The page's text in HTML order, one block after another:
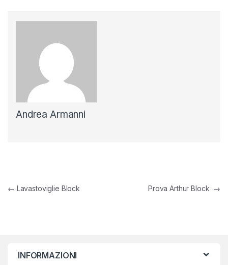
Andrea Armanni
Navigazione articoli
← Lavastoviglie Block Prova Arthur Block →
INFORMAZIONI